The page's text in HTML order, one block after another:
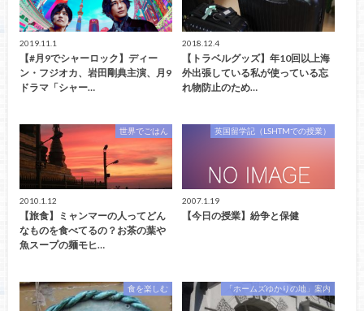
2019.11.1
【#月9でシャーロック】ディー
ン・フジオカ、岩田剛典主演、月9
ドラマ「シャー…
2018.12.4
【トラベルグッズ】年10回以上海
外出張している私が使っている忘
れ物防止のため…
世界でごはん
2010.1.12
【旅食】ミャンマーの人ってどん
なものを食べてるの？お茶の葉や
魚スープの麺モヒ…
英国留学記（LSHTMでの授業）
2007.1.19
【今日の授業】紛争と保健
食を楽しむ 「ホームズゆかりの地」案内